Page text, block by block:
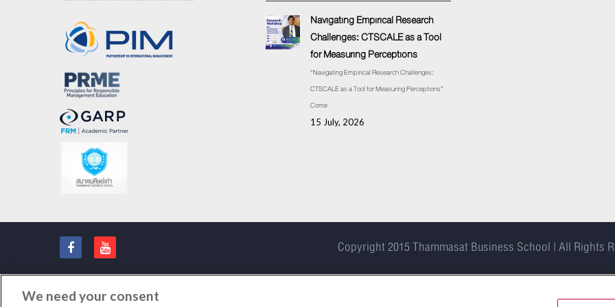
Navigating Empirical Research
Challenges: CTSCALE as a Tool
for Measuring Perceptions
“Navigating Empirical Research Challenges:
CTSCALE as a Tool for Measuring Perceptions”
Come
15 July, 2026
Copyright 2015Thammasat Business School | All Rights
We need your consent